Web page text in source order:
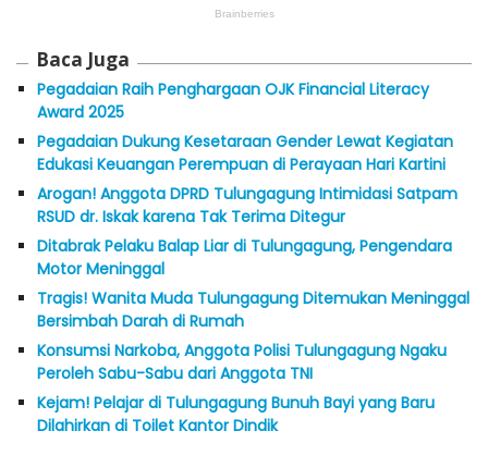
Baca Juga
Pegadaian Raih Penghargaan OJK Financial Literacy
Award 2025
Pegadaian Dukung Kesetaraan Gender Lewat Kegiatan
Edukasi Keuangan Perempuan di Perayaan Hari Kartini
Arogan! Anggota DPRD Tulungagung Intimidasi Satpam
RSUD dr. Iskak karena Tak Terima Ditegur
Ditabrak Pelaku Balap Liar di Tulungagung, Pengendara
Motor Meninggal
Tragis! Wanita Muda Tulungagung Ditemukan Meninggal
Bersimbah Darah di Rumah
Konsumsi Narkoba, Anggota Polisi Tulungagung Ngaku
Peroleh Sabu-Sabu dari Anggota TNI
Kejam! Pelajar di Tulungagung Bunuh Bayi yang Baru
Dilahirkan di Toilet Kantor Dindik